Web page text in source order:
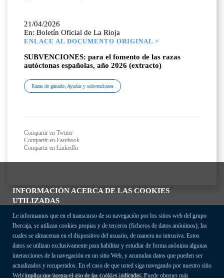
INFORMACIÓN ACERCA DE LAS COOKIES
UTILIZADAS
Le informamos que en el transcurso de su navegación por los sitios web del grupo
Ibercaja, se utilizan cookies propias y de terceros (ficheros de datos anónimos), las
cuales se almacenan en el dispositivo del usuario, de manera no intrusiva. Estos
datos se utilizan exclusivamente para habilitar y estudiar de forma anónima algunas
interacciones de la navegación en un sitio Web, y acumulan datos que pueden ser
actualizados y recuperados. En el caso de que usted siga navegando por nuestro sitio
Web implica que acepta el uso de las cookies indicadas. Puede obtener más
21/04/2026
En: Boletín Oficial de La Rioja
ENLACE AL DOCUMENTO ORIGINAL >
SUBVENCIONES: para el fomento de las razas
autóctonas españolas, año 2026 (extracto)
Razas de ganado; Ayudas y subvenciones
Compartir en Twitter
Compartir en Facebook
Compartir en LinkedIn
Fundación Bancaria Ibercaja C.I.F. G-50000652.